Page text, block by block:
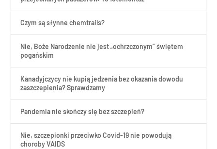
Czym są słynne chemtrails?
Nie, Boże Narodzenie nie jest „ochrzczonym” świętem
pogańskim
Kanadyjczycy nie kupią jedzenia bez okazania dowodu
zaszczepienia? Sprawdzamy
Pandemia nie skończy się bez szczepień?
Nie, szczepionki przeciwko Covid-19 nie powodują
choroby VAIDS